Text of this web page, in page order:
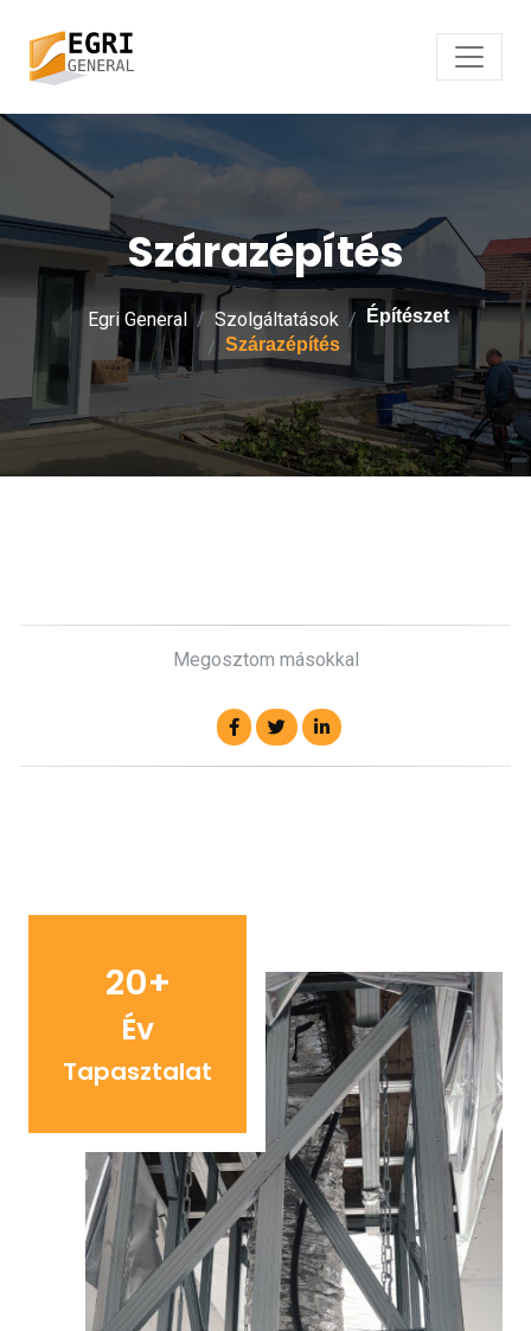
Szárazépítés
Egri General Szolgáltatások
Építészet
Szárazépítés
Megosztom másokkal
20+
Év
Tapasztalat